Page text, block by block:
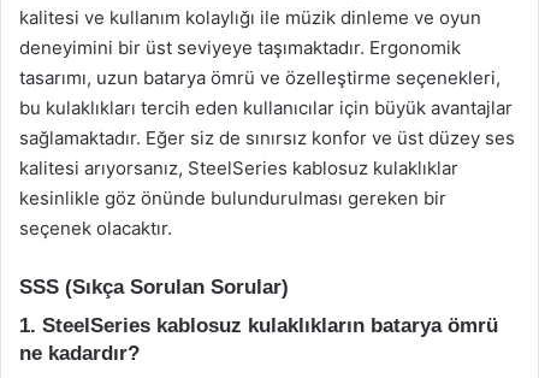
kalitesi ve kullanım kolaylığı ile müzik dinleme ve oyun
deneyimini bir üst seviyeye taşımaktadır. Ergonomik
tasarımı, uzun batarya ömrü ve özelleştirme seçenekleri,
bu kulaklıkları tercih eden kullanıcılar için büyük avantajlar
sağlamaktadır. Eğer siz de sınırsız konfor ve üst düzey ses
kalitesi arıyorsanız, SteelSeries kablosuz kulaklıklar
kesinlikle göz önünde bulundurulması gereken bir
seçenek olacaktır.
SSS (Sıkça Sorulan Sorular)
1. SteelSeries kablosuz kulaklıkların batarya ömrü
ne kadardır?